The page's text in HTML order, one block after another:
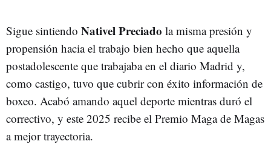
Sigue sintiendo Nativel Preciado la misma presión y
propensión hacia el trabajo bien hecho que aquella
postadolescente que trabajaba en el diario Madrid y,
como castigo, tuvo que cubrir con éxito información de
boxeo. Acabó amando aquel deporte mientras duró el
correctivo, y este 2025 recibe el Premio Maga de Magas
a mejor trayectoria.